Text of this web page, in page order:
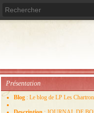
Présentation
Blog : Le blog de LP Les